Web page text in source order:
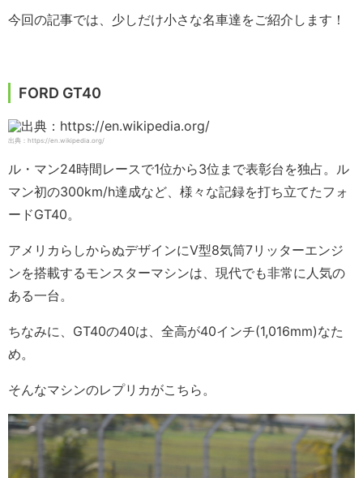
今回の記事では、少しだけ小さな名車達をご紹介します！
FORD GT40
出典：https://en.wikipedia.org/
ル・マン24時間レースで1位から3位まで表彰台を独占。ル
マン初の300km/h達成など、様々な記録を打ち立てたフォ
ードGT40。
アメリカらしからぬデザインにV型8気筒7リッターエンジ
ンを搭載するモンスターマシンは、現代でも非常に人気の
ある一台。
ちなみに、GT40の40は、全高が40インチ(1,016mm)なた
め。
そんなマシンのレプリカがこちら。